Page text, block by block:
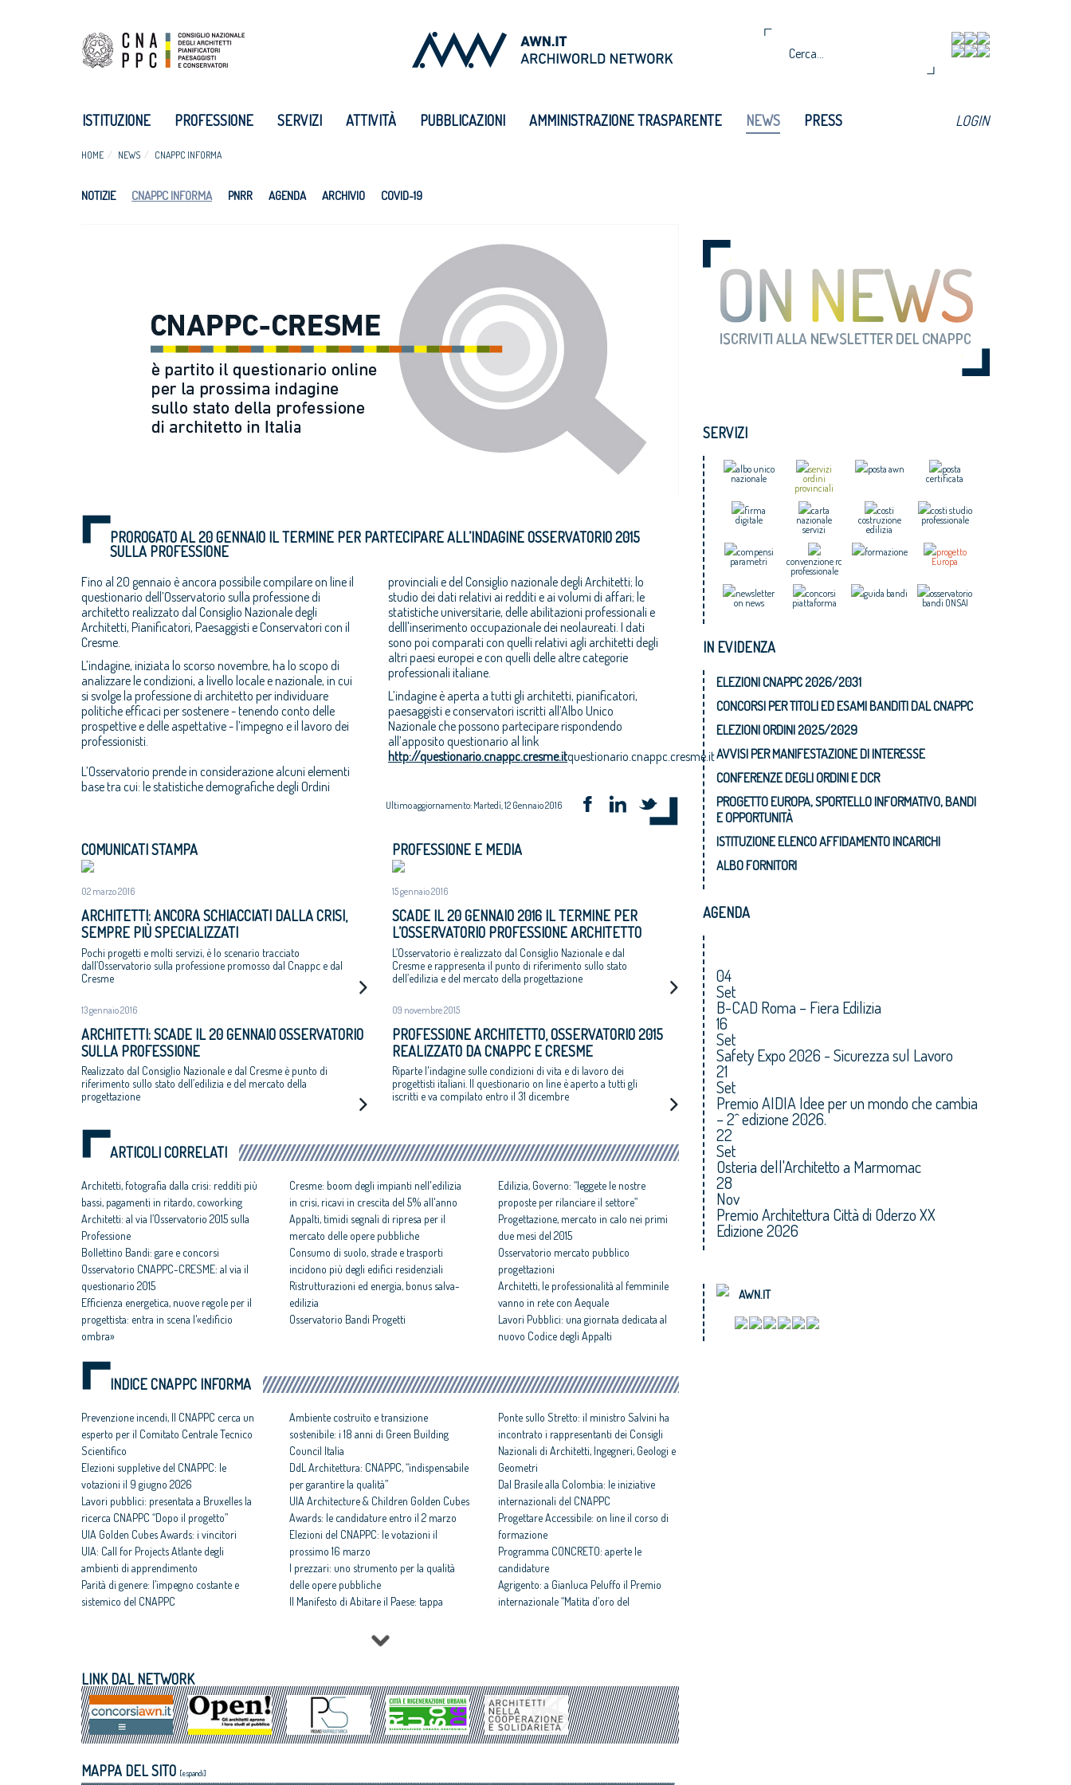
ISTITUZIONE PROFESSIONE SERVIZI ATTIVITÀ PUBBLICAZIONI AMMINISTRAZIONE TRASPARENTE NEWS PRESS LOGIN
HOME NEWS CNAPPC INFORMA
NOTIZIE CNAPPC INFORMA PNRR AGENDA ARCHIVIO COVID-19
PROROGATO AL 20 GENNAIO IL TERMINE PER PARTECIPARE ALL’INDAGINE OSSERVATORIO 2015
SULLA PROFESSIONE
Fino al 20 gennaio è ancora possibile compilare on line il
questionario dell’Osservatorio sulla professione di
architetto realizzato dal Consiglio Nazionale degli
Architetti, Pianificatori, Paesaggisti e Conservatori con il
Cresme.
L’indagine, iniziata lo scorso novembre, ha lo scopo di
analizzare le condizioni, a livello locale e nazionale, in cui
si svolge la professione di architetto per individuare
politiche efficaci per sostenere - tenendo conto delle
prospettive e delle aspettative - l’impegno e il lavoro dei
professionisti.
L’Osservatorio prende in considerazione alcuni elementi
base tra cui: le statistiche demografiche degli Ordini
provinciali e del Consiglio nazionale degli Architetti; lo
studio dei dati relativi ai redditi e ai volumi di affari; le
statistiche universitarie, delle abilitazioni professionali e
delll'inserimento occupazionale dei neolaureati. I dati
sono poi comparati con quelli relativi agli architetti degli
altri paesi europei e con quelli delle altre categorie
professionali italiane.
L’indagine è aperta a tutti gli architetti, pianificatori,
paesaggisti e conservatori iscritti all’Albo Unico
Nazionale che possono partecipare rispondendo
all’apposito questionario al link
http://questionario.cnappc.cresme.itquestionario.cnappc.cresme.it
Ultimo aggiornamento: Martedì, 12 Gennaio 2016
COMUNICATI STAMPA
02 marzo 2016
ARCHITETTI: ANCORA SCHIACCIATI DALLA CRISI,
SEMPRE PIÙ SPECIALIZZATI
Pochi progetti e molti servizi, è lo scenario tracciato
dall’Osservatorio sulla professione promosso dal Cnappc e dal
Cresme
13 gennaio 2016
ARCHITETTI: SCADE IL 20 GENNAIO OSSERVATORIO
SULLA PROFESSIONE
Realizzato dal Consiglio Nazionale e dal Cresme è punto di
riferimento sullo stato dell’edilizia e del mercato della
progettazione
PROFESSIONE E MEDIA
15 gennaio 2016
SCADE IL 20 GENNAIO 2016 IL TERMINE PER
L’OSSERVATORIO PROFESSIONE ARCHITETTO
L’Osservatorio è realizzato dal Consiglio Nazionale e dal
Cresme e rappresenta il punto di riferimento sullo stato
dell’edilizia e del mercato della progettazione
09 novembre 2015
PROFESSIONE ARCHITETTO, OSSERVATORIO 2015
REALIZZATO DA CNAPPC E CRESME
Riparte l'indagine sulle condizioni di vita e di lavoro dei
progettisti italiani. Il questionario on line è aperto a tutti gli
iscritti e va compilato entro il 31 dicembre
ARTICOLI CORRELATI
Architetti, fotografia dalla crisi: redditi più
bassi, pagamenti in ritardo, coworking
Architetti: al via l’Osservatorio 2015 sulla
Professione
Bollettino Bandi: gare e concorsi
Osservatorio CNAPPC-CRESME: al via il
questionario 2015
Efficienza energetica, nuove regole per il
progettista: entra in scena l'«edificio
ombra»
Cresme: boom degli impianti nell'edilizia
in crisi, ricavi in crescita del 5% all'anno
Appalti, timidi segnali di ripresa per il
mercato delle opere pubbliche
Consumo di suolo, strade e trasporti
incidono più degli edifici residenziali
Ristrutturazioni ed energia, bonus salva-
edilizia
Osservatorio Bandi Progetti
Edilizia, Governo: “leggete le nostre
proposte per rilanciare il settore”
Progettazione, mercato in calo nei primi
due mesi del 2015
Osservatorio mercato pubblico
progettazioni
Architetti, le professionalità al femminile
vanno in rete con Aequale
Lavori Pubblici: una giornata dedicata al
nuovo Codice degli Appalti
INDICE CNAPPC INFORMA
Prevenzione incendi, Il CNAPPC cerca un
esperto per il Comitato Centrale Tecnico
Scientifico
Elezioni suppletive del CNAPPC: le
votazioni il 9 giugno 2026
Lavori pubblici: presentata a Bruxelles la
ricerca CNAPPC “Dopo il progetto”
UIA Golden Cubes Awards: i vincitori
UIA: Call for Projects Atlante degli
ambienti di apprendimento
Parità di genere: l’impegno costante e
sistemico del CNAPPC
Giornata della Libera Professione:
l’intervento del CNAPPC
Concorsi di progettazione: concluso il
corso per Coordinatori di Concorsi di
Ambiente costruito e transizione
sostenibile: i 18 anni di Green Building
Council Italia
DdL Architettura: CNAPPC, “indispensabile
per garantire la qualità”
UIA Architecture & Children Golden Cubes
Awards: le candidature entro il 2 marzo
Elezioni del CNAPPC: le votazioni il
prossimo 16 marzo
I prezzari: uno strumento per la qualità
delle opere pubbliche
Il Manifesto di Abitare il Paese: tappa
Sisma, dissesto idrogeologico, calamità: è
Abitare il Paese. La cultura della domanda:
il focus dell’ottava edizione
Premio Raffele Sirica 2025: il CNAPPC e le
politiche a favore dei giovani professionisti
Ponte sullo Stretto: il ministro Salvini ha
incontrato i rappresentanti dei Consigli
Nazionali di Architetti, Ingegneri, Geologi e
Geometri
Dal Brasile alla Colombia: le iniziative
internazionali del CNAPPC
Progettare Accessibile: on line il corso di
formazione
Programma CONCRETO: aperte le
candidature
Agrigento: a Gianluca Peluffo il Premio
internazionale “Matita d’oro del
alla Conferenza internazionale organizzata
dall’Ordine degli Architetti del Portogallo e
dal CAE
Abitare il Paese: al via l’VIII edizione
LINK DAL NETWORK
MAPPA DEL SITO [espandi]
SERVIZI
albo unico
nazionale
servizi
ordini
provinciali
posta awn
posta
certificata
firma
digitale
carta
nazionale
servizi
costi
costruzione
edilizia
costi studio
professionale
compensi
parametri
convenzione rc
professionale
formazione
progetto
Europa
newsletter
on news
concorsi
piattaforma
guida bandi
osservatorio
bandi ONSAI
IN EVIDENZA
ELEZIONI CNAPPC 2026/2031
CONCORSI PER TITOLI ED ESAMI BANDITI DAL CNAPPC
ELEZIONI ORDINI 2025/2029
AVVISI PER MANIFESTAZIONE DI INTERESSE
CONFERENZE DEGLI ORDINI E DCR
PROGETTO EUROPA, SPORTELLO INFORMATIVO, BANDI
E OPPORTUNITÀ
ISTITUZIONE ELENCO AFFIDAMENTO INCARICHI
ALBO FORNITORI
AGENDA
04
Set
B-CAD Roma – Fiera Edilizia
16
Set
Safety Expo 2026 - Sicurezza sul Lavoro
21
Set
Premio AIDIA Idee per un mondo che cambia
– 2^ edizione 2026.
22
Set
Osteria dell'Architetto a Marmomac
28
Nov
Premio Architettura Città di Oderzo XX
Edizione 2026
AWN.IT